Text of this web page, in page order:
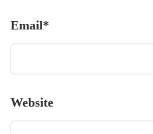
Email*
Website